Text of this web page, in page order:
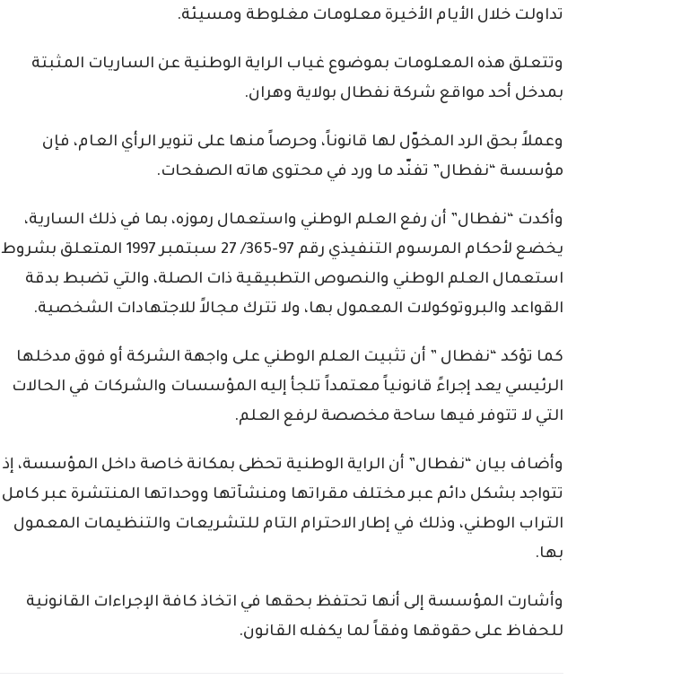
تداولت خلال الأيام الأخيرة معلومات مغلوطة ومسيئة.
وتتعلق هذه المعلومات بموضوع غياب الراية الوطنية عن الساريات المثبتة
بمدخل أحد مواقع شركة نفطال بولاية وهران.
وعملاً بحق الرد المخوّل لها قانوناً، وحرصاً منها على تنوير الرأي العام، فإن
مؤسسة “نفطال” تفنّد ما ورد في محتوى هاته الصفحات.
وأكدت “نفطال” أن رفع العلم الوطني واستعمال رموزه، بما في ذلك السارية،
يخضع لأحكام المرسوم التنفيذي رقم 97-365/ 27 سبتمبر 1997 المتعلق بشروط
استعمال العلم الوطني والنصوص التطبيقية ذات الصلة، والتي تضبط بدقة
القواعد والبروتوكولات المعمول بها، ولا تترك مجالاً للاجتهادات الشخصية.
كما تؤكد “نفطال ” أن تثبيت العلم الوطني على واجهة الشركة أو فوق مدخلها
الرئيسي يعد إجراءً قانونياً معتمداً تلجأ إليه المؤسسات والشركات في الحالات
التي لا تتوفر فيها ساحة مخصصة لرفع العلم.
وأضاف بيان “نفطال” أن الراية الوطنية تحظى بمكانة خاصة داخل المؤسسة، إذ
تتواجد بشكل دائم عبر مختلف مقراتها ومنشآتها ووحداتها المنتشرة عبر كامل
التراب الوطني، وذلك في إطار الاحترام التام للتشريعات والتنظيمات المعمول
بها.
وأشارت المؤسسة إلى أنها تحتفظ بحقها في اتخاذ كافة الإجراءات القانونية
للحفاظ على حقوقها وفقاً لما يكفله القانون.